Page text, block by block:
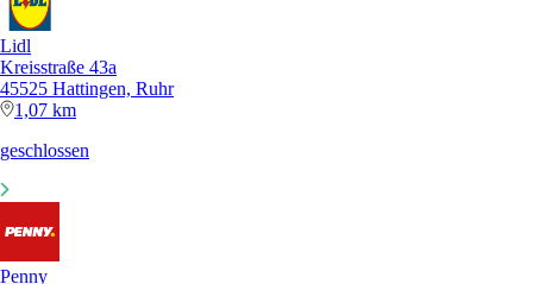
Lidl
Kreisstraße 43a
45525 Hattingen, Ruhr
1,07 km
geschlossen
Penny